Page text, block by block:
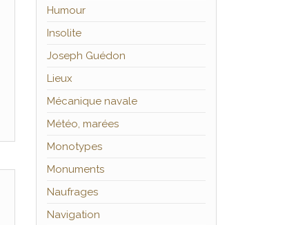
Humour
Insolite
Joseph Guédon
Lieux
Mécanique navale
Météo, marées
Monotypes
Monuments
Naufrages
Navigation